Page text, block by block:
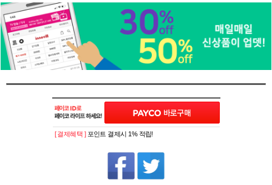
[ 결제혜택 ] 포인트 결제시 1% 적립!